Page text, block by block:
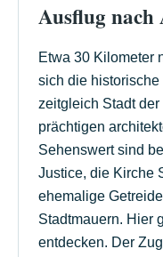
Ausflug nach
Etwa 30 Kilometer
sich die
zeitgleich Stadt
prächtigen
Sehenswert sind
Justice, die Kirche
ehemalige
Stadtmauern. Hier
entdecken. Der